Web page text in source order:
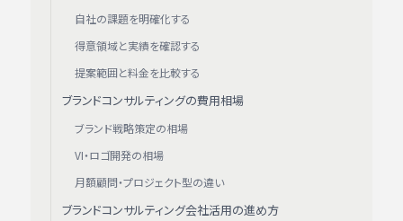
自社の課題を明確化する
得意領域と実績を確認する
提案範囲と料金を比較する
ブランドコンサルティングの費用相場
ブランド戦略策定の相場
VI・ロゴ開発の相場
月額顧問・プロジェクト型の違い
ブランドコンサルティング会社活用の進め方